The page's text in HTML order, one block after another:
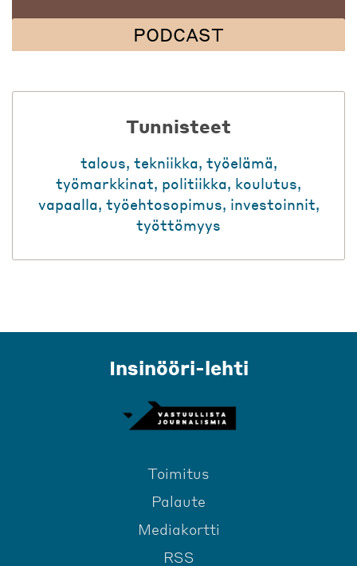
PODCAST
Tunnisteet
talous, tekniikka, työelämä,
työmarkkinat, politiikka, koulutus,
vapaalla, työehtosopimus, investoinnit,
työttömyys
Insinööri-lehti
Toimitus
Palaute
Mediakortti
RSS